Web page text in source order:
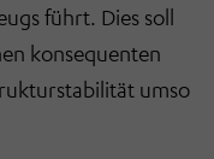
führt. Dies soll
konsequenten
umso